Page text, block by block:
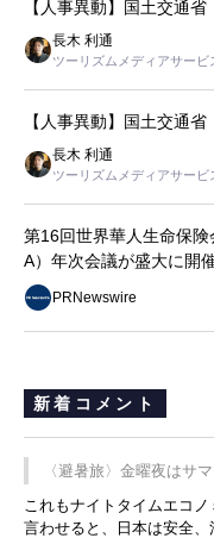
【人事異動】国土交通
長木 利通
ツーリズムメディアサービ
【人事異動】国土交通
長木 利通
ツーリズムメディアサービ
第16回世界華人生命保
A）年次会議が盛大に開
PRNewswire
新着コメント
〈避暑旅〉金曜夜はサ
これもナイトタイムエコ
言わせると、日本は安全